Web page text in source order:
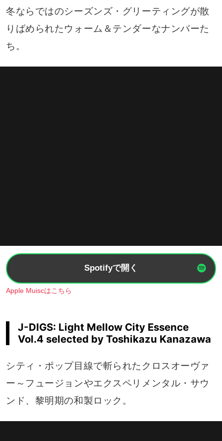
冬ならではのシーズンズ・グリーティングが散
りばめられたウォーム＆テンダーなナンバーた
ち。
Spotifyで開く
Apple Muiscはこちら
J-DIGS: Light Mellow City Essence
Vol.4 selected by Toshikazu Kanazawa
シティ・ポップ目線で斬られたクロスオーヴァ
ー～フュージョンやエクスペリメンタル・サウ
ンド、黎明期の和製ロック。